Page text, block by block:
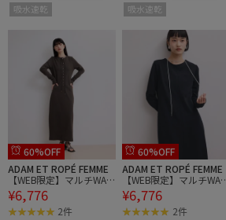
吸水速乾
吸水速乾
60%OFF
ADAM ET ROPÉ FEMME
【WEB限定】マルチWAY
ヘンリーネックワンピー
ス
¥6,776
2件
60%OFF
ADAM ET ROPÉ FEMME
【WEB限定】マルチWAY
ヘンリーネックワンピー
ス
¥6,776
2件